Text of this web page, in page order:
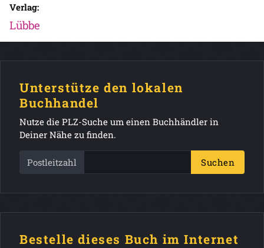
Verlag:
Lübbe
Unterstütze den lokalen
Buchhandel
Nutze die PLZ-Suche um einen Buchhändler in
Deiner Nähe zu finden.
Postleitzahl Suchen
Bestelle dieses Buch im Internet